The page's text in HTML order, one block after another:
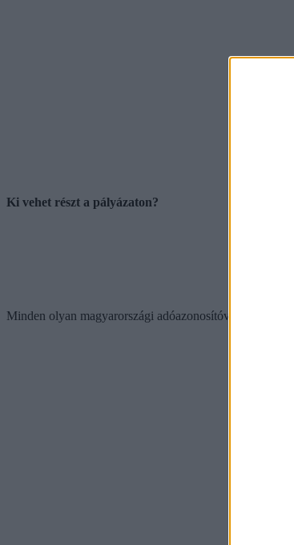
Ki vehet részt a pályázaton?
Minden olyan magyarországi adóazonosítóval